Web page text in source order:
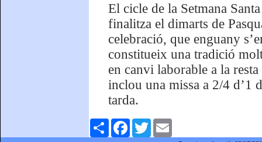
El cicle de la Setmana
finalitza el dimarts de
celebració, que enguany
constitueix una tradició
en canvi laborable a la
inclou una missa a 2/4 d’1
tarda.
ComparteixFacebookTwitter